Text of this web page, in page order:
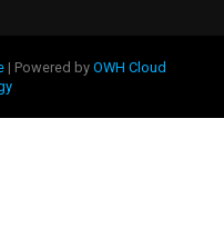
| Powered byOWH Cloud